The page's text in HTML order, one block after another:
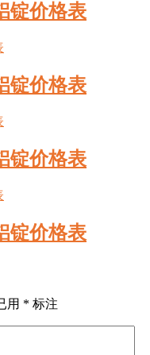
锭价格表
锭价格表
锭价格表
锭价格表
用 * 标注